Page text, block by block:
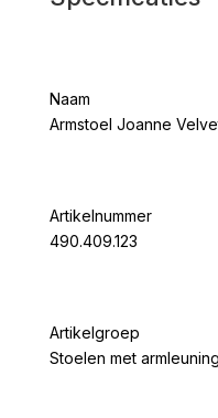
Naam
Armstoel Joanne
Artikelnummer
490.409.123
Artikelgroep
Stoelen met armleuning